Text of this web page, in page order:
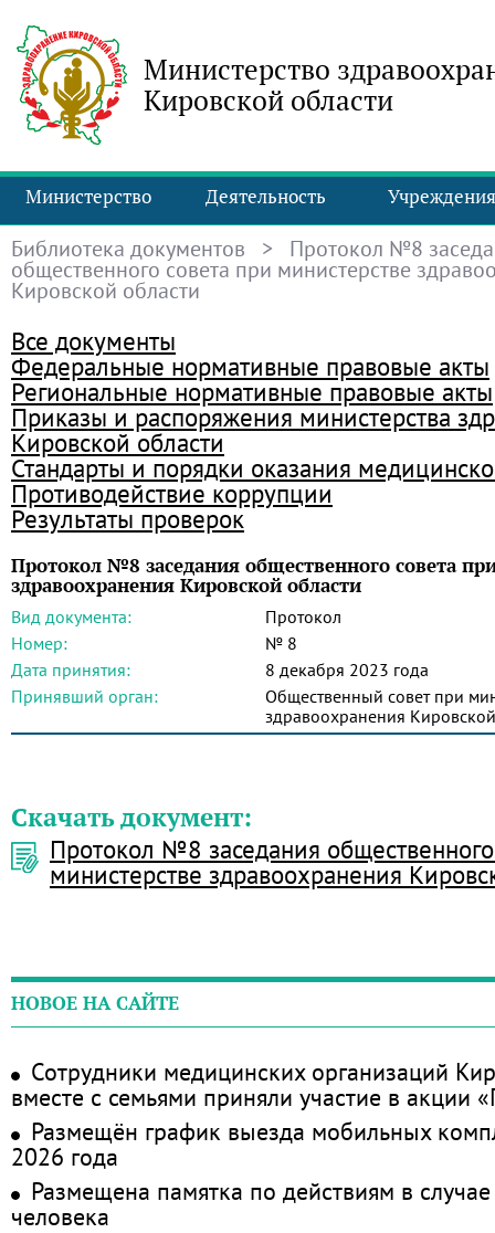
Министерство
Кировской области
Министерство Деятельность Учреждения
Библиотека документов > Протокол №8
общественного совета при министерстве
Кировской области
Все документы
Федеральные нормативные правовые акты
Региональные нормативные правовые акты
Приказы и распоряжения министерства
Кировской области
Стандарты и порядки оказания
Противодействие коррупции
Результаты проверок
Протокол №8 заседания общественного совета
здравоохранения Кировской области
Вид документа:
Протокол
Номер:
№ 8
Дата принятия:
8 декабря 2023 года
Принявший орган:
Общественный совет при
здравоохранения
Скачать документ:
Протокол №8 заседания
министерстве здравоохранения
НОВОЕ НА САЙТЕ
Сотрудники медицинских организаций
вместе с семьями приняли участие в акции
Размещён график выезда мобильных
2026 года
Размещена памятка по действиям в
человека